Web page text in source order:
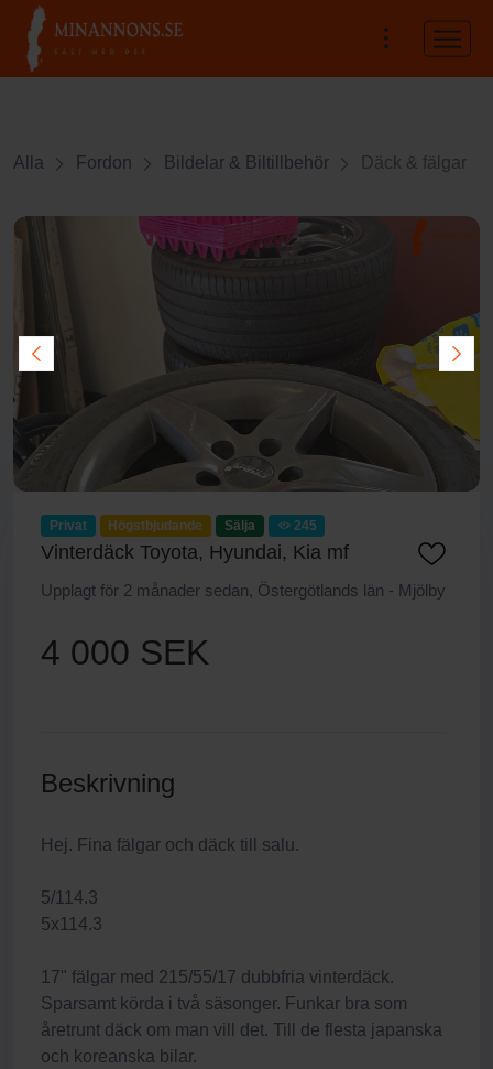
Alla Fordon Bildelar & Biltillbehör Däck & fälgar
Privat Högstbjudande Sälja 245
Vinterdäck Toyota, Hyundai, Kia mf
Upplagt för 2 månader sedan, Östergötlands län - Mjölby
4 000 SEK
Beskrivning
Hej. Fina fälgar och däck till salu.
5/114.3
5x114.3
17" fälgar med 215/55/17 dubbfria vinterdäck.
Sparsamt körda i två säsonger. Funkar bra som
åretrunt däck om man vill det. Till de flesta japanska
och koreanska bilar.